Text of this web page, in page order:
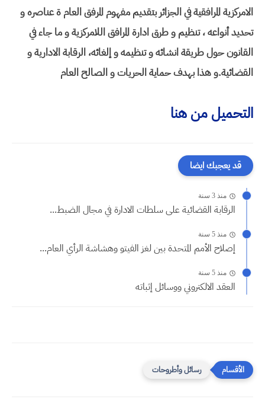
الامركزية المرافقية في الجزائر بتقديم مفهوم المرفق العام ة عناصره و
تحديد أنواعه ، تنظيم و طرق ادارة المرافق اللامركزية و ما جاء في
القانون حول طريقة انشائه و تنظيمه و إلغائه، الرقابة الادارية و
القضائية.و هذا بهدف حماية الحريات و الصالح العام
التحميل من هنا
قد يعجبك ايضا
منذ 3 سنة
الرقابة القضائية على سلطات الادارة في مجال الضبط...
منذ 5 سنة
إصلاح الأمم المتحدة بين لغز الفيتو وهشاشة الرأي العام...
منذ 5 سنة
العقد الالكتروني ووسائل إثباته
رسائل وأطروحات